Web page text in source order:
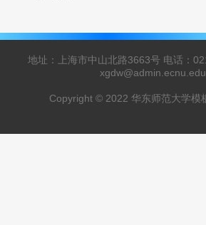
地址：上海市中山北路3663号 电话：
Copyright © 2022 华东师范大学模